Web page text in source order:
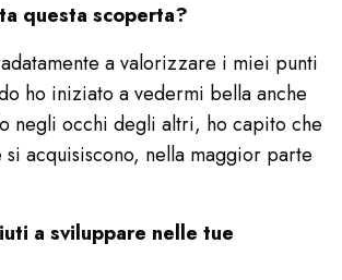
questa scoperta?
a valorizzare i miei punti
ho iniziato a vedermi bella anche
negli occhi degli altri, ho capito che
acquisiscono, nella maggior parte
a sviluppare nelle tue